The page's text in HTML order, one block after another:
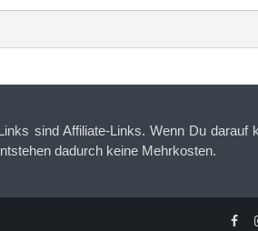
sind Affiliate-Links. Wenn Du
dadurch keine Mehrkosten.